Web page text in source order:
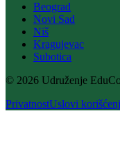
Beograd
Novi Sad
Niš
Kragujevac
Subotica
© 2026 Udruženje
PrivatnostUslovi